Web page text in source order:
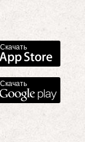
Скачать
Скачать